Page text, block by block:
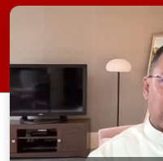
এই মন্তব্য করেন।
বিএনপির মিডিয়া
করা হয়। তারেক
বাংলাদেশের […]